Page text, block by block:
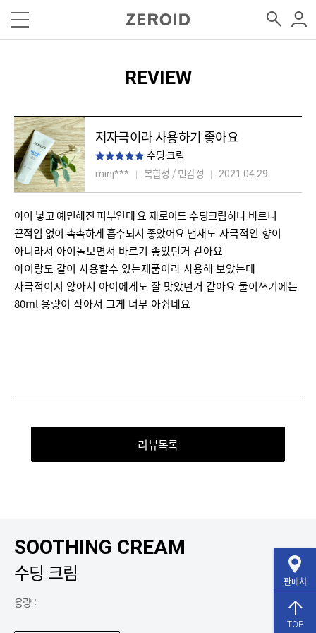
REVIEW
저자극이라 사용하기 좋아요
수딩 크림
minj*** 복합성 / 민감성 2021.04.29
아이 낳고 예민해진 피부인데 요 제로이드 수딩크림하나 바르니
끈적임 없이 촉촉하게 흡수되서 좋았어요 냄새도 자극적인 향이
아니라서 아이돌보면서 바르기 좋았던거 같아요
아이랑도 같이 사용할수 있는제품이라 사용해 보았는데
자극적이지 않아서 아이에게도 잘 맞았던거 같아요 둘이쓰기에는
80ml 용량이 작아서 그게 너무 아쉽네요
리뷰목록
SOOTHING CREAM
수딩 크림
용량 :
판매처
TOP